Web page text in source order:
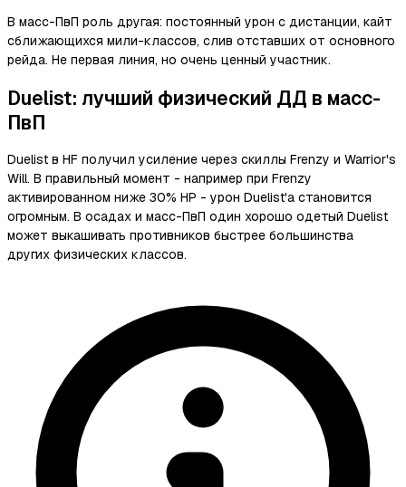
В масс-ПвП роль другая: постоянный урон с дистанции, кайт
сближающихся мили-классов, слив отставших от основного
рейда. Не первая линия, но очень ценный участник.
Duelist: лучший физический ДД в масс-
ПвП
Duelist в HF получил усиление через скиллы Frenzy и Warrior's
Will. В правильный момент - например при Frenzy
активированном ниже 30% HP - урон Duelist'а становится
огромным. В осадах и масс-ПвП один хорошо одетый Duelist
может выкашивать противников быстрее большинства
других физических классов.